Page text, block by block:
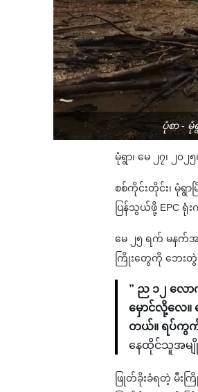
ပုံစာ -
မုံရွာ၊ မေ ၂၇၊ ၂၀၂၅
စစ်ကိုင်းတိုင်း၊ မုံရွ
ပြန်သွယ်ဖို့ EPC
မေ ၂၅ ရက် မနက်အ
ကြိုးတွေကို ဘေး
” ည ၁၂ လ
မှောင်လို့လေ။
တယ်။ ရပ်ကွ
နေထိုင်သူအမ
ဖြုတ်ခိုးခံရတဲ့ မီးကြို